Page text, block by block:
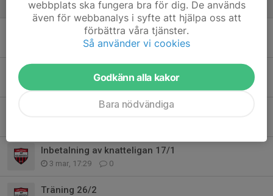
25 mar, 10:51 0
Sammandrag 22/3
17 mar, 21:36 0
12 mar, 20:13 0
IBF Kolmårdens styrelse söker folk
Inbetalning av knatteligan 17/1
3 mar, 17:29 0
Träning 26/2
webbplats ska fungera bra för dig. De används
även för webbanalys i syfte att hjälpa oss att
förbättra våra tjänster.
Så använder vi cookies
Godkänn alla kakor
Bara nödvändiga